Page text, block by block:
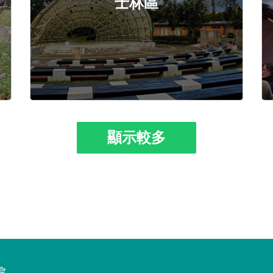
顯示較多